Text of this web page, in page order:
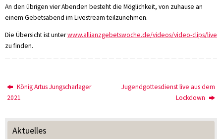
An den übrigen vier Abenden besteht die Möglichkeit, von zuhause an
einem Gebetsabend im Livestream teilzunehmen.
Die Übersicht ist unterwww.allianzgebetswoche.de/videos/video-clips/live
zu finden.
König Artus Jungscharlager
2021
Jugendgottesdienst live aus dem
Lockdown
Aktuelles